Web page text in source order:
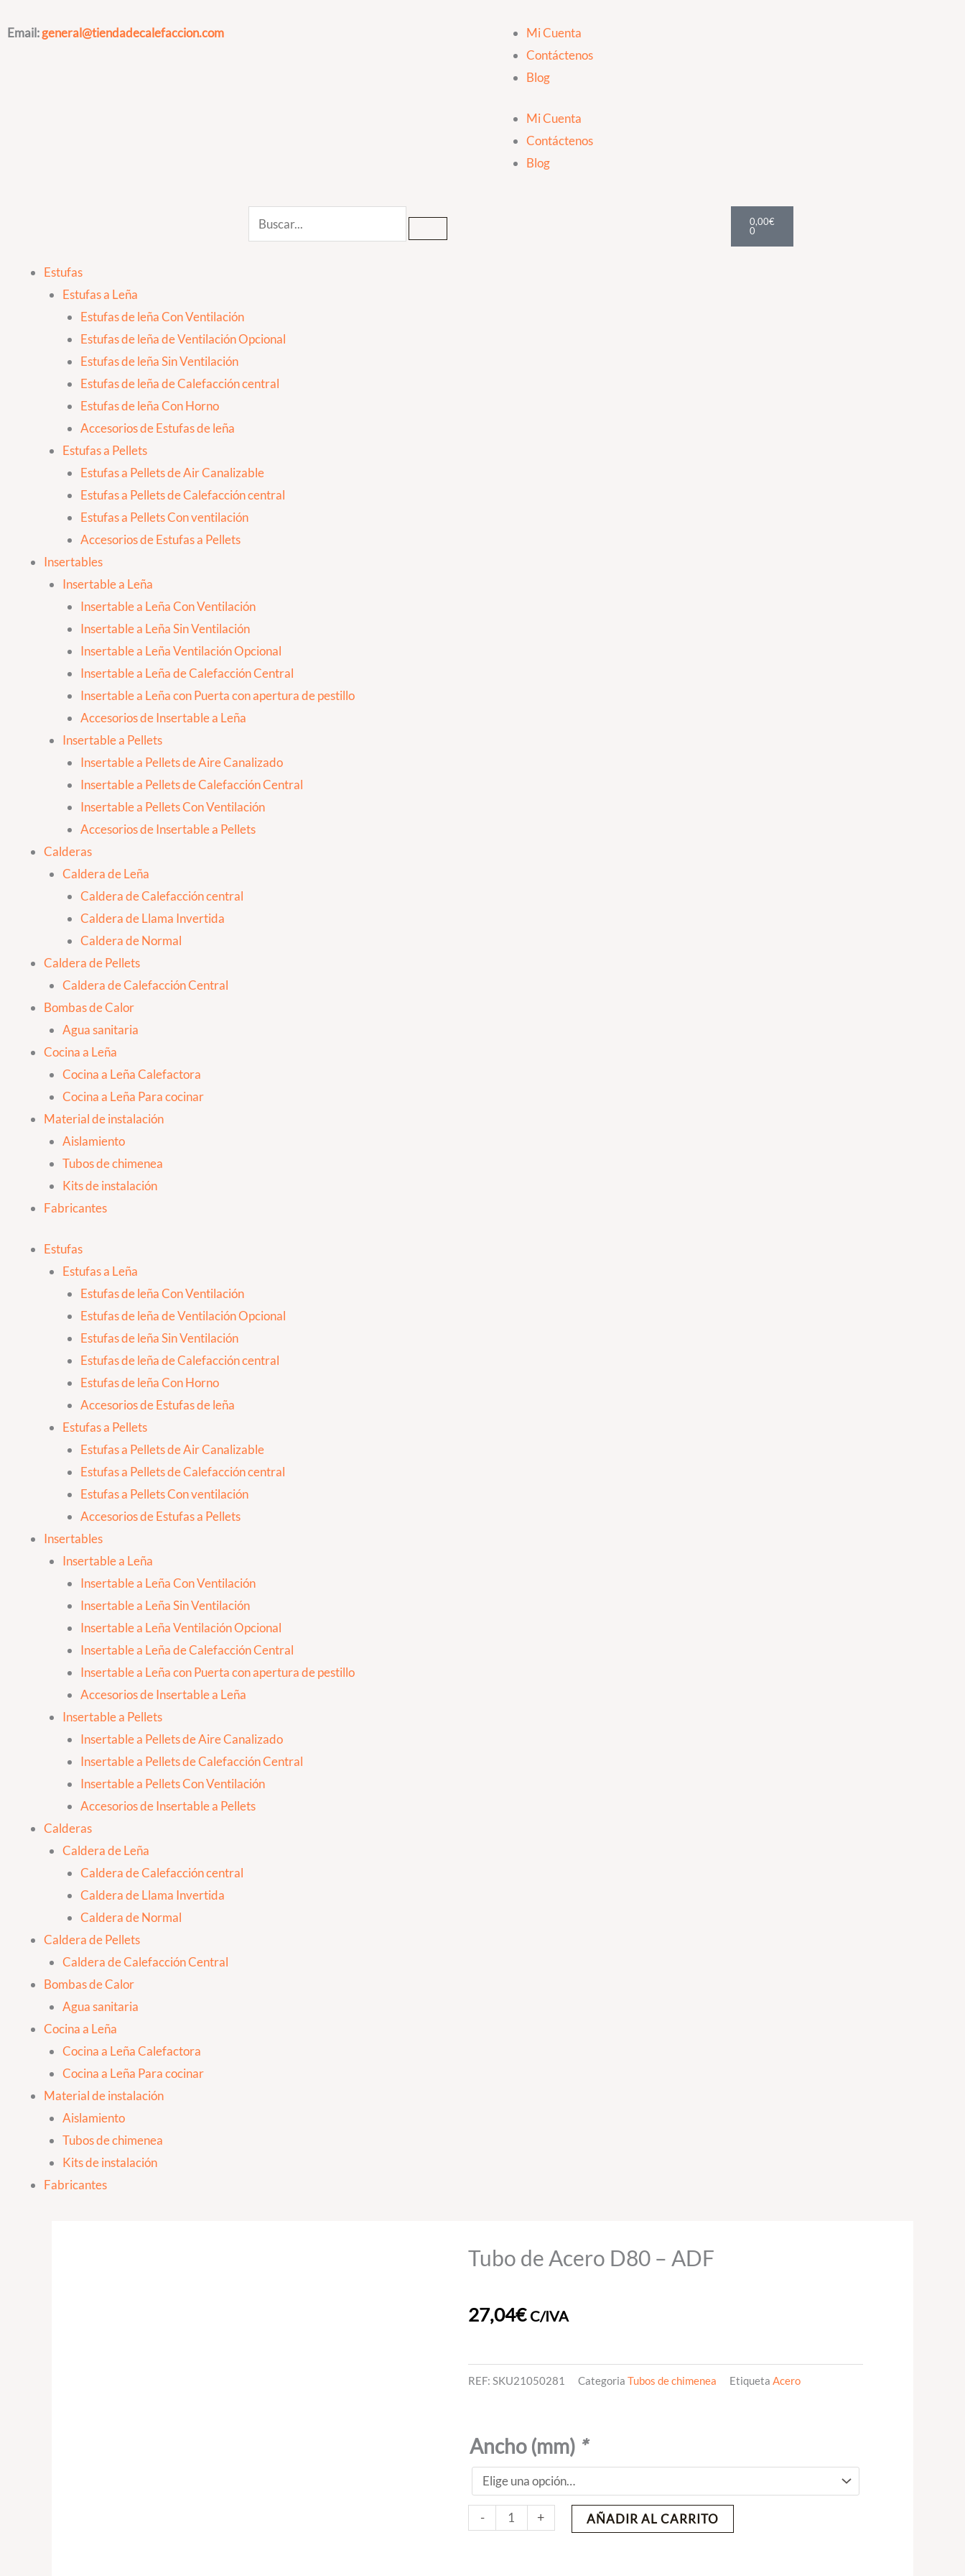
Email:general@tiendadecalefaccion.com
Mi Cuenta
Contáctenos
Blog
Mi Cuenta
Contáctenos
Blog
Search 0,00€
0
Cart
Estufas
Estufas a Leña
Estufas de leña Con Ventilación
Estufas de leña de Ventilación Opcional
Estufas de leña Sin Ventilación
Estufas de leña de Calefacción central
Estufas de leña Con Horno
Accesorios de Estufas de leña
Estufas a Pellets
Estufas a Pellets de Air Canalizable
Estufas a Pellets de Calefacción central
Estufas a Pellets Con ventilación
Accesorios de Estufas a Pellets
Insertables
Insertable a Leña
Insertable a Leña Con Ventilación
Insertable a Leña Sin Ventilación
Insertable a Leña Ventilación Opcional
Insertable a Leña de Calefacción Central
Insertable a Leña con Puerta con apertura de pestillo
Accesorios de Insertable a Leña
Insertable a Pellets
Insertable a Pellets de Aire Canalizado
Insertable a Pellets de Calefacción Central
Insertable a Pellets Con Ventilación
Accesorios de Insertable a Pellets
Calderas
Caldera de Leña
Caldera de Calefacción central
Caldera de Llama Invertida
Caldera de Normal
Caldera de Pellets
Caldera de Calefacción Central
Bombas de Calor
Agua sanitaria
Cocina a Leña
Cocina a Leña Calefactora
Cocina a Leña Para cocinar
Material de instalación
Aislamiento
Tubos de chimenea
Kits de instalación
Fabricantes
Estufas
Estufas a Leña
Estufas de leña Con Ventilación
Estufas de leña de Ventilación Opcional
Estufas de leña Sin Ventilación
Estufas de leña de Calefacción central
Estufas de leña Con Horno
Accesorios de Estufas de leña
Estufas a Pellets
Estufas a Pellets de Air Canalizable
Estufas a Pellets de Calefacción central
Estufas a Pellets Con ventilación
Accesorios de Estufas a Pellets
Insertables
Insertable a Leña
Insertable a Leña Con Ventilación
Insertable a Leña Sin Ventilación
Insertable a Leña Ventilación Opcional
Insertable a Leña de Calefacción Central
Insertable a Leña con Puerta con apertura de pestillo
Accesorios de Insertable a Leña
Insertable a Pellets
Insertable a Pellets de Aire Canalizado
Insertable a Pellets de Calefacción Central
Insertable a Pellets Con Ventilación
Accesorios de Insertable a Pellets
Calderas
Caldera de Leña
Caldera de Calefacción central
Caldera de Llama Invertida
Caldera de Normal
Caldera de Pellets
Caldera de Calefacción Central
Bombas de Calor
Agua sanitaria
Cocina a Leña
Cocina a Leña Calefactora
Cocina a Leña Para cocinar
Material de instalación
Aislamiento
Tubos de chimenea
Kits de instalación
Fabricantes
Tubo de Acero D80 – ADF
27,04€ C/IVA
REF: SKU21050281 Categoria Tubos de chimenea Etiqueta Acero
Ancho (mm) *
-
Tubo
Acero
D80
-
+ AÑADIR AL CARRITO